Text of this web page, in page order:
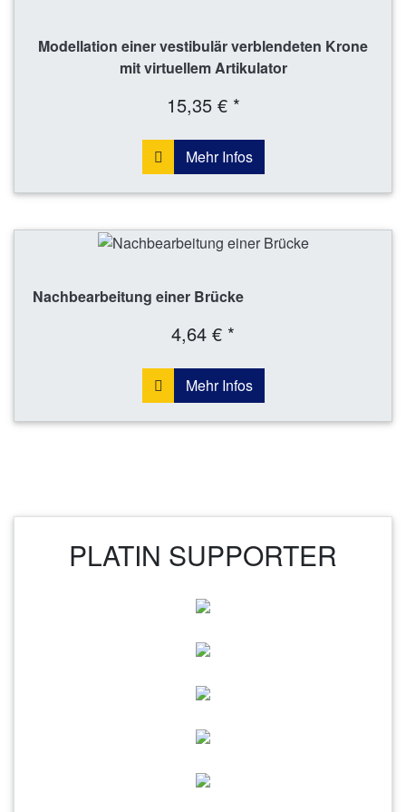
Modellation einer vestibulär verblendeten Krone
mit virtuellem Artikulator
15,35 € *
Mehr Infos
Nachbearbeitung einer Brücke
4,64 € *
Mehr Infos
PLATIN SUPPORTER